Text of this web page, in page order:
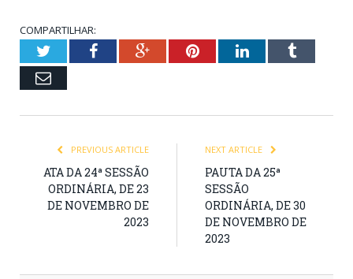
COMPARTILHAR:
TwitterFacebookGoogle+PinterestLinkedInTumblr
Email
PREVIOUS ARTICLE
ATA DA 24ª SESSÃO
ORDINÁRIA, DE 23
DE NOVEMBRO DE
2023
NEXT ARTICLE
PAUTA DA 25ª
SESSÃO
ORDINÁRIA, DE 30
DE NOVEMBRO DE
2023